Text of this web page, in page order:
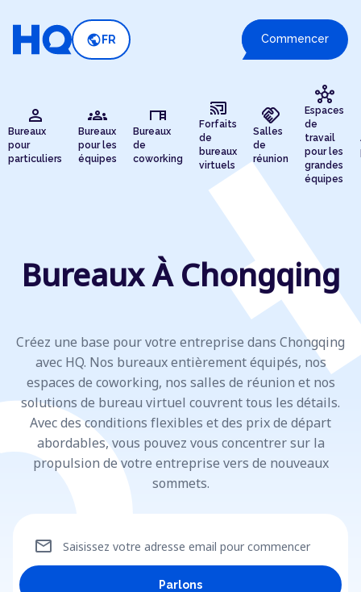
public FR Commencer
person
Bureaux
pour
particuliers
groups
Bureaux
pour les
équipes
desk
Bureaux
de
coworking
cast_connected
Forfaits
de
bureaux
virtuels
handshake
Salles
de
réunion
hub
Espaces
de
travail
pour les
grandes
équipes
Bureaux À Chongqing
Créez une base pour votre entreprise dans Chongqing
avec HQ. Nos bureaux entièrement équipés, nos
espaces de coworking, nos salles de réunion et nos
solutions de bureau virtuel couvrent tous les détails.
Avec des conditions flexibles et des prix de départ
abordables, vous pouvez vous concentrer sur la
propulsion de votre entreprise vers de nouveaux
sommets.
Saisissez votre adresse email pour commencer
mail
Parlons